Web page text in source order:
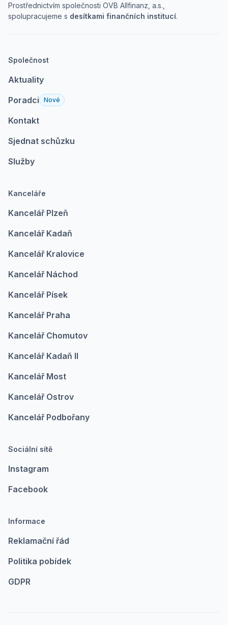
Prostřednictvím společnosti OVB Allfinanz, a.s.,
spolupracujeme s desítkami finančních institucí.
Společnost
Aktuality
Poradci
Nové
Kontakt
Sjednat schůzku
Služby
Kanceláře
Kancelář Plzeň
Kancelář Kadaň
Kancelář Kralovice
Kancelář Náchod
Kancelář Písek
Kancelář Praha
Kancelář Chomutov
Kancelář Kadaň II
Kancelář Most
Kancelář Ostrov
Kancelář Podbořany
Sociální sítě
Instagram
Facebook
Informace
Reklamační řád
Politika pobídek
GDPR